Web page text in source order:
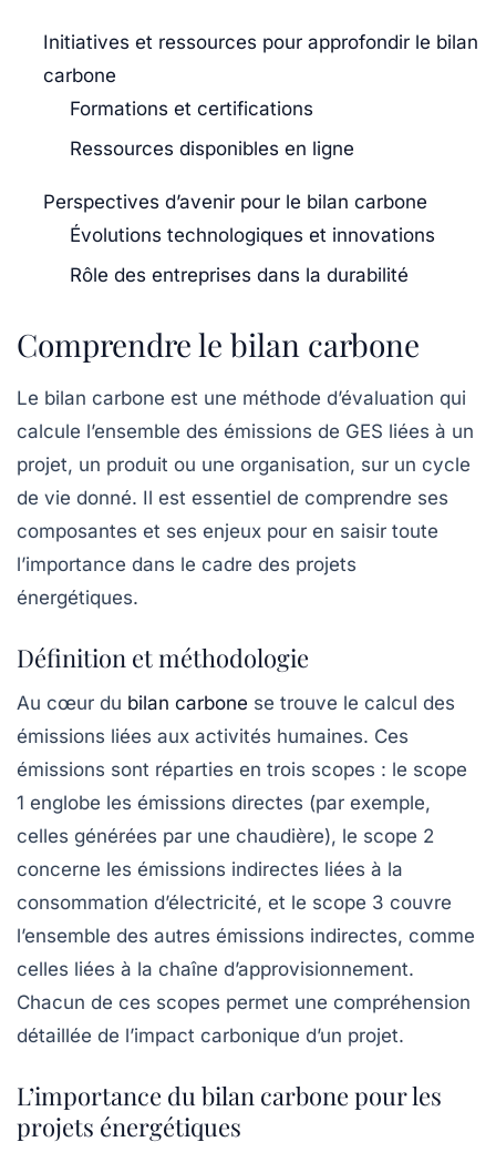
Initiatives et ressources pour approfondir le bilan
carbone
Formations et certifications
Ressources disponibles en ligne
Perspectives d’avenir pour le bilan carbone
Évolutions technologiques et innovations
Rôle des entreprises dans la durabilité
Comprendre le bilan carbone
Le bilan carbone est une méthode d’évaluation qui
calcule l’ensemble des émissions de GES liées à un
projet, un produit ou une organisation, sur un cycle
de vie donné. Il est essentiel de comprendre ses
composantes et ses enjeux pour en saisir toute
l’importance dans le cadre des projets
énergétiques.
Définition et méthodologie
Au cœur du bilan carbone se trouve le calcul des
émissions liées aux activités humaines. Ces
émissions sont réparties en trois scopes : le scope
1 englobe les émissions directes (par exemple,
celles générées par une chaudière), le scope 2
concerne les émissions indirectes liées à la
consommation d’électricité, et le scope 3 couvre
l’ensemble des autres émissions indirectes, comme
celles liées à la chaîne d’approvisionnement.
Chacun de ces scopes permet une compréhension
détaillée de l’impact carbonique d’un projet.
L’importance du bilan carbone pour les
projets énergétiques